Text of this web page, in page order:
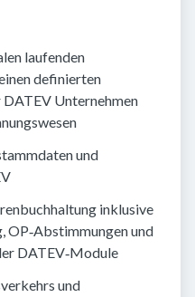
laufenden
definierten
Unternehmen
und
inklusive
OP‑Abstimmungen und
DATEV‑Module
und